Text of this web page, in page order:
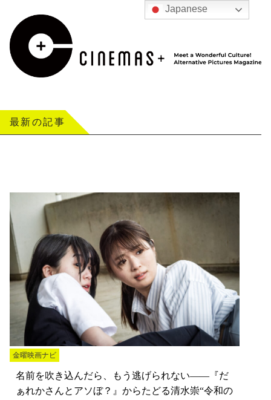
最新の記事
金曜映画ナビ
名前を吹き込んだら、もう逃げられない――『だ
ぁれかさんとアソぼ？』からたどる清水崇“令和の
Japanese